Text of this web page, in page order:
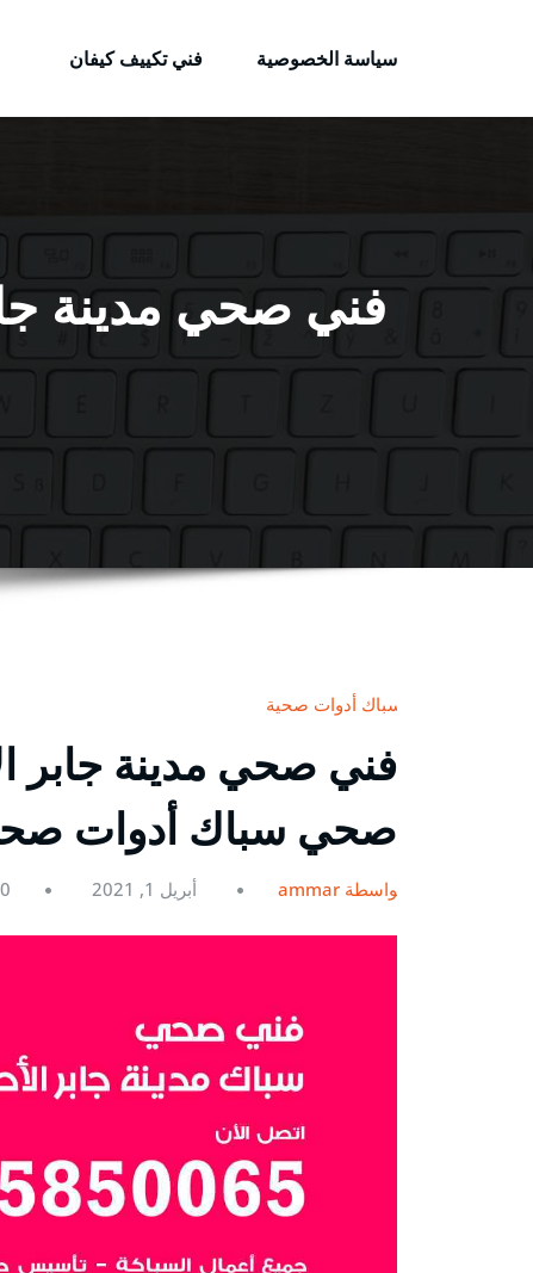
سياسة الخصوصية
فني تكييف كيفان
سباك أدوات صحية
صحي سباك أدوات
بواسطة ammar أبريل 1, 2021 0